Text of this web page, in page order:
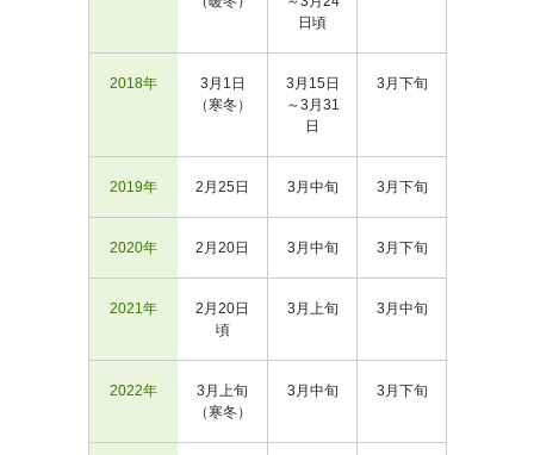
日頃
2018年
3月1日
（寒冬）
3月15日
～3月31
日
3月下旬
2019年 2月25日 3月中旬 3月下旬
2020年 2月20日 3月中旬 3月下旬
2021年
2月20日
頃
3月上旬 3月中旬
2022年
3月上旬
（寒冬）
3月中旬 3月下旬